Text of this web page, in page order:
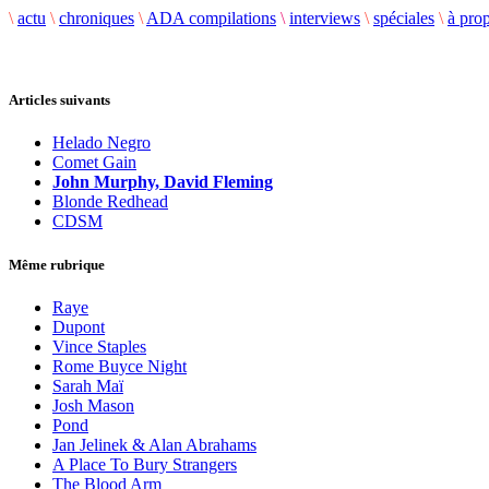
\ actu \ chroniques \ ADA compilations \ interviews \ spéciales \ à
Articles suivants
Helado Negro
Comet Gain
John Murphy, David Fleming
Blonde Redhead
CDSM
Même rubrique
Raye
Dupont
Vince Staples
Rome Buyce Night
Sarah Maï
Josh Mason
Pond
Jan Jelinek & Alan Abrahams
A Place To Bury Strangers
The Blood Arm